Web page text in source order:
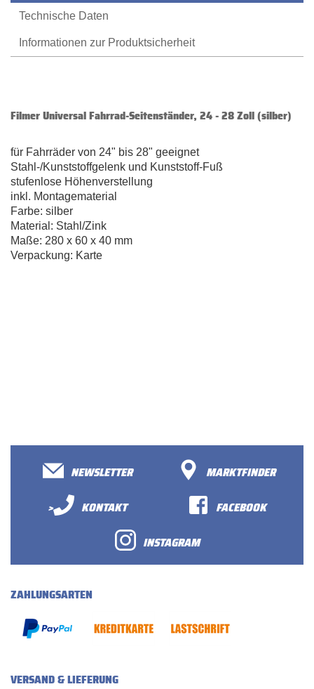
Technische Daten
Informationen zur Produktsicherheit
Filmer Universal Fahrrad-Seitenständer, 24 - 28 Zoll (silber)
für Fahrräder von 24" bis 28" geeignet
Stahl-/Kunststoffgelenk und Kunststoff-Fuß
stufenlose Höhenverstellung
inkl. Montagematerial
Farbe: silber
Material: Stahl/Zink
Maße: 280 x 60 x 40 mm
Verpackung: Karte
NEWSLETTER
MARKTFINDER
>
KONTAKT
FACEBOOK
INSTAGRAM
ZAHLUNGSARTEN
VERSAND & LIEFERUNG